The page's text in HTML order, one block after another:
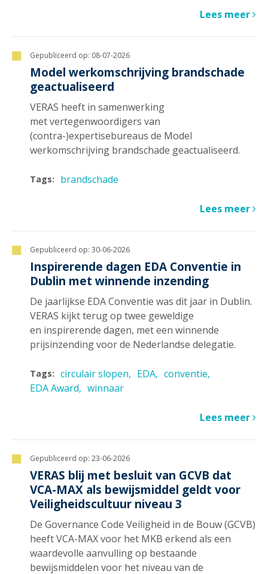
Lees meer
Gepubliceerd op: 08-07-2026
Model werkomschrijving brandschade
geactualiseerd
VERAS heeft in samenwerking
met vertegenwoordigers van
(contra-)expertisebureaus de Model
werkomschrijving brandschade geactualiseerd.
Tags: brandschade
Lees meer
Gepubliceerd op: 30-06-2026
Inspirerende dagen EDA Conventie in
Dublin met winnende inzending
De jaarlijkse EDA Conventie was dit jaar in Dublin.
VERAS kijkt terug op twee geweldige
en inspirerende dagen, met een winnende
prijsinzending voor de Nederlandse delegatie.
Tags: circulair slopen EDA
conventie
EDA Award
winnaar
Lees meer
Gepubliceerd op: 23-06-2026
VERAS blij met besluit van GCVB dat
VCA-MAX als bewijsmiddel geldt voor
Veiligheidscultuur niveau 3
De Governance Code Veiligheid in de Bouw (GCVB)
heeft VCA-MAX voor het MKB erkend als een
waardevolle aanvulling op bestaande
bewijsmiddelen voor het niveau van de